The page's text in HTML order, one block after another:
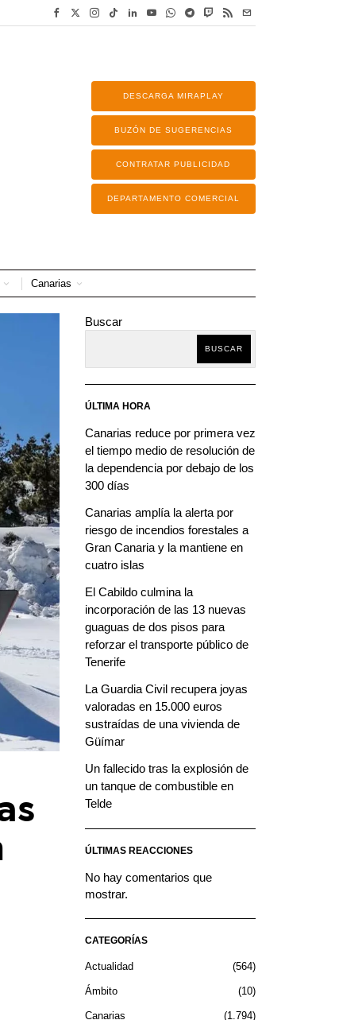
DESCARGA MIRAPLAY
BUZÓN DE SUGERENCIAS
CONTRATAR PUBLICIDAD
DEPARTAMENTO COMERCIAL
Canarias
Buscar
BUSCAR
ÚLTIMA HORA
Canarias reduce por primera vez
el tiempo medio de resolución de
la dependencia por debajo de los
300 días
Canarias amplía la alerta por
riesgo de incendios forestales a
Gran Canaria y la mantiene en
cuatro islas
El Cabildo culmina la
incorporación de las 13 nuevas
guaguas de dos pisos para
reforzar el transporte público de
Tenerife
La Guardia Civil recupera joyas
valoradas en 15.000 euros
sustraídas de una vivienda de
Güímar
Un fallecido tras la explosión de
un tanque de combustible en
Telde
ÚLTIMAS REACCIONES
No hay comentarios que
mostrar.
CATEGORÍAS
Actualidad 564
Ámbito 10
Canarias 1.794